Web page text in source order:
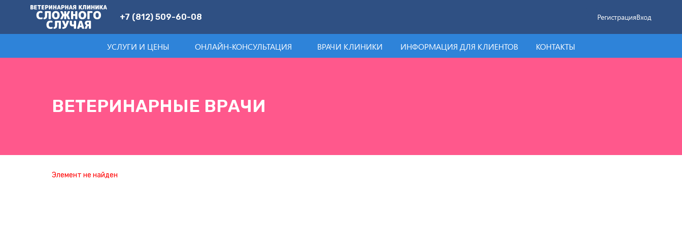
+7 (812) 509-60-08 РегистрацияВход
УСЛУГИ И ЦЕНЫ ОНЛАЙН-КОНСУЛЬТАЦИЯ ВРАЧИ КЛИНИКИ ИНФОРМАЦИЯ ДЛЯ КЛИЕНТОВ КОНТАКТЫ
ВЕТЕРИНАРНЫЕ ВРАЧИ
Элемент не найден